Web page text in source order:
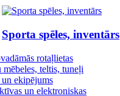
Sporta spēles, inventārs
rotaļlietas
mēbeles, teltis, tuneļi
ekipējums
un elektroniskas